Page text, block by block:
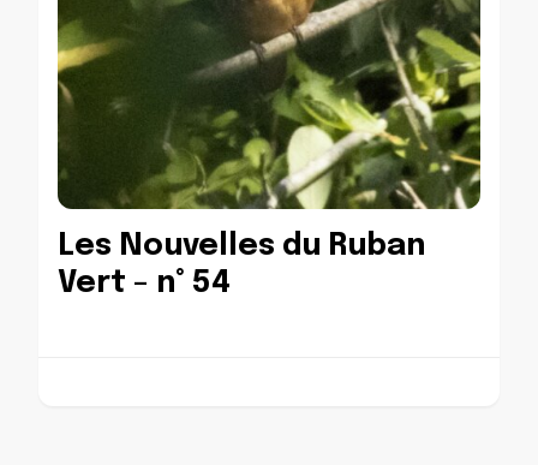
Les Nouvelles du Ruban
Vert – n° 54